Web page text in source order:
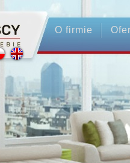
O firmie
-
Pośrednicy
Zadatku